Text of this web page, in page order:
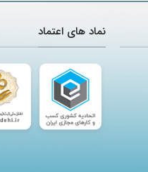
نماد های اعتماد